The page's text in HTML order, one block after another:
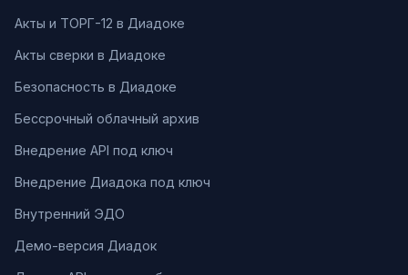
Акты и ТОРГ-12 в Диадоке
Акты сверки в Диадоке
Безопасность в Диадоке
Бессрочный облачный архив
Внедрение API под ключ
Внедрение Диадока под ключ
Внутренний ЭДО
Демо-версия Диадок